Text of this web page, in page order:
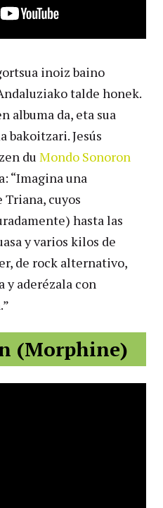
inoiz baino
talde honek.
albuma da, eta sua
bakoitzari. Jesús
du Mondo Sonoron
“Imagina una
cuyos
hasta las
y varios kilos de
de rock alternativo,
y aderézala con
(Morphine)